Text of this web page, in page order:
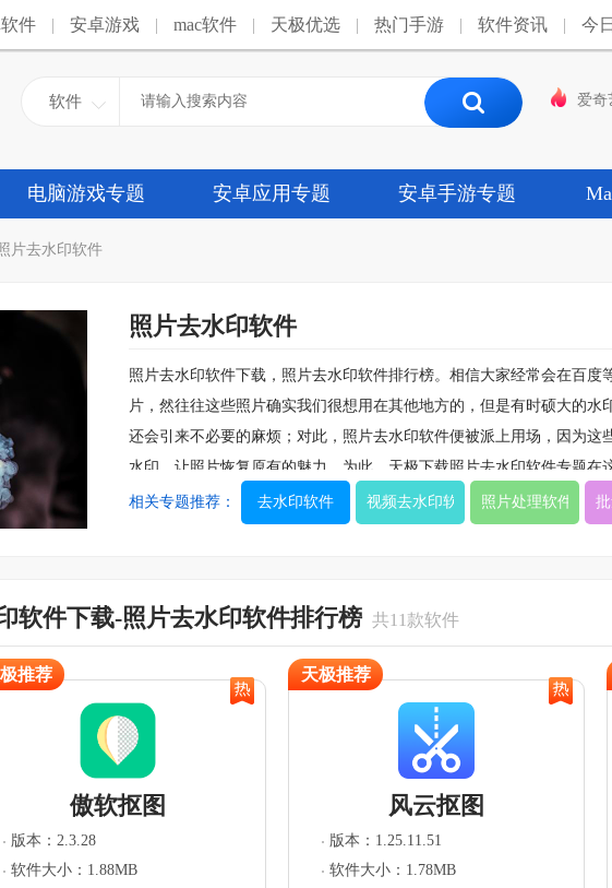
件 | 安卓游戏 | mac软件 | 天极优选 | 热门手游 | 软件资讯 | 今
软件 爱奇
电脑游戏专题 安卓应用专题 安卓手游专题
片去水印软件
照片去水印软件
照片去水印软件下载，照片去水印软件排行榜。相信大家经常会在百度
片，然往往这些照片确实我们很想用在其他地方的，但是有时硕大的水
还会引来不必要的麻烦；对此，照片去水印软件便被派上用场，因为这
水印，让照片恢复原有的魅力。为此，天极下载照片去水印软件专题在
这些软件在能帮你去照片水印的同时，也能让你用得很舒服。
相关专题推荐： 去水印软件 视频去水印软件 照片处理软件
软件下载-照片去水印软件排行榜 共11款软件
傲软抠图
版本：2.3.28
软件大小：1.88MB
推荐
风云抠图
版本：1.25.11.51
软件大小：1.78MB
天极推荐